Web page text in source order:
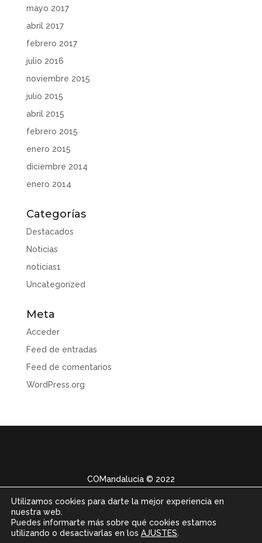
mayo 2017
abril 2017
febrero 2017
julio 2016
noviembre 2015
julio 2015
abril 2015
febrero 2015
enero 2015
diciembre 2014
enero 2014
Categorías
Destacados
Noticias
noticias1
Uncategorized
Meta
Acceder
Feed de entradas
Feed de comentarios
WordPress.org
COMandalucia © 2022
Utilizamos cookies para darte la mejor experiencia en
nuestra web.
Puedes informarte más sobre qué cookies estamos
utilizando o desactivarlas en los AJUSTES.